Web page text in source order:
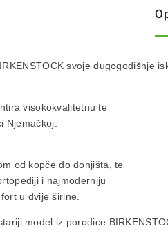
svoje dugogodišnje
visokokvalitetnu te
Njemačkoj.
od kopče do donjišta, te
i najmoderniju
u dvije širine.
model iz porodice